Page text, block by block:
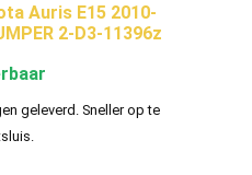
Auris E15 2010-
2-D3-11396z
geleverd. Sneller op te